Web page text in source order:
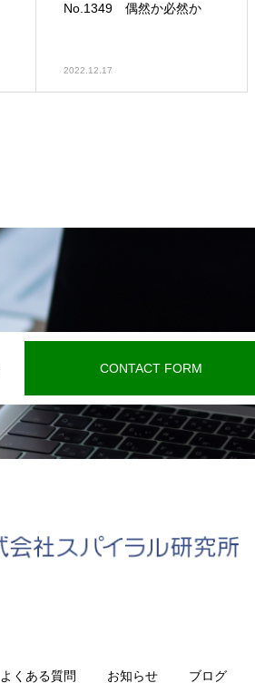
No.1349 偶然か必然か
2022.12.17
CONTACT FORM
よくある質問 お知らせ ブログ